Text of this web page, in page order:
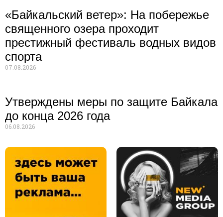
«Байкальский ветер»: На побережье
священного озера проходит
престижный фестиваль водных видов
спорта
07.08.2026
Утверждены меры по защите Байкала
до конца 2026 года
06.08.2026